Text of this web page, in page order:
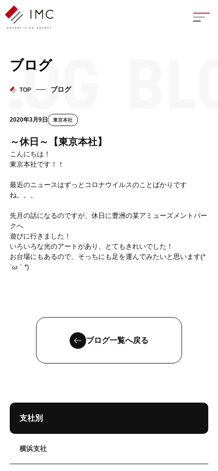
座談
ブログ
TOP ブログ
2020年3月9日 東京本社
～休日～【東京本社】
こんにちは！
東京本社です！！
最近のニュースはずっとコロナウイルスのことばかりです
ね。。。
先月の話になるのですが、休日に豊洲の某アミューズメントパー
クへ
遊びに行きました！
いろいろな光のアートがあり、とてもきれいでした！
お台場にもあるので、そっちにも足を運んでみたいと思います(*
´ω｀*)
ブログ一覧へ戻る
支社別
横浜支社